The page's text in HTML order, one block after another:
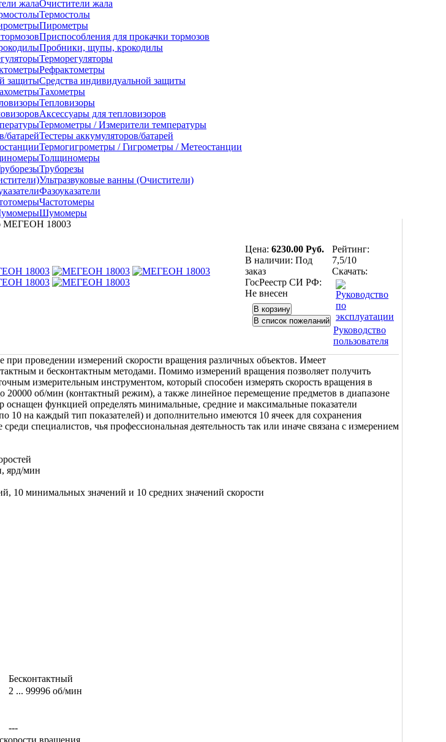
Очистители жала
Термостолы
Пирометры
Приспособления для прокачки тормозов
Пробники, щупы, крокодилы
Терморегуляторы
Рефрактометры
Средства индивидуальной защиты
Тахометры
Тепловизоры
Аксессуары для тепловизоров
Термометры / Измерители температуры
Тестеры аккумуляторов/батарей
Термогигрометры / Гигрометры / Метеостанции
Толщиномеры
Труборезы
Ультразвуковые ванны (Очистители)
Фазоуказатели
Частотомеры
Шумомеры
МЕГЕОН 18003
Цена: 6230.00 Руб.
В наличии: Под
заказ
ГосРеестр СИ РФ:
Не внесен
Рейтинг:
7,5/10
Скачать:
Руководство
пользователя
проведении измерений скорости вращения различных объектов. Имеет
и бесконтактным методами. Помимо измерений вращения позволяет получить
измерительным инструментом, который способен измерять скорость вращения в
20000 об/мин (контактный режим), а также линейное перемещение предметов в диапазоне
функцией определять минимальные, средние и максимальные показатели
10 на каждый тип показателей) и дополнительно имеются 10 ячеек для сохранения
специалистов, чья профессиональная деятельность так или иначе связана с измерением
ярд/мин
10 минимальных значений и 10 средних значений скорости
Бесконтактный
2 ... 99996 об/мин
---
вращения